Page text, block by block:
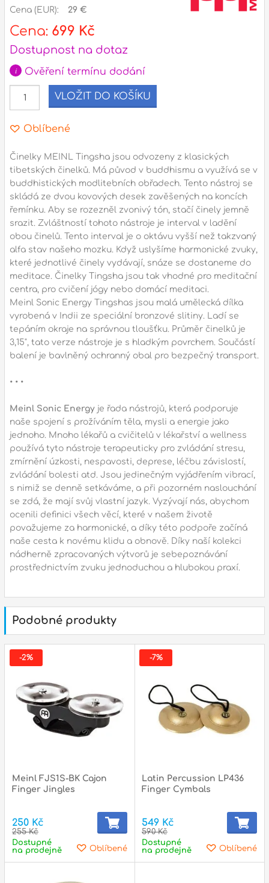
Adresa
Seifertova 69,
Praha 3 - 130 00 (mapa)
gsm.: +420 777 888 088
email: prodejna@bici.cz
Otevírací doba
pondělí – pátek :10:00 – 18:00
sobota : ZAVŘENO
neděle : ZAVŘENO
státní svátky :ZAVŘENO
Cena (EUR):
29 €
Cena: 699 Kč
Dostupnost na dotaz
i Ověření termínu dodání
VLOŽIT DO KOŠÍKU
Oblíbené
Činelky MEINL Tingsha jsou odvozeny z klasických
tibetských činelků. Má původ v buddhismu a využívá se v
buddhistických modlitebních obřadech. Tento nástroj se
skládá ze dvou kovových desek zavěšených na koncích
řemínku. Aby se rozezněl zvonivý tón, stačí činely jemně
srazit. Zvláštností tohoto nástroje je interval v ladění
obou činelů. Tento interval je o oktávu vyšší než takzvaný
alfa stav našeho mozku. Když uslyšíme harmonické zvuky,
které jednotlivé činely vydávají, snáze se dostaneme do
meditace. Činelky Tingsha jsou tak vhodné pro meditační
centra, pro cvičení jógy nebo domácí meditaci.
Meinl Sonic Energy Tingshas jsou malá umělecká dílka
vyrobená v Indii ze speciální bronzové slitiny. Ladí se
tepáním okraje na správnou tloušťku. Průměr činelků je
3,15", tato verze nástroje je s hladkým povrchem. Součástí
balení je bavlněný ochranný obal pro bezpečný transport.
• • •
Meinl Sonic Energy je řada nástrojů, která podporuje
naše spojení s prožíváním těla, mysli a energie jako
jednoho. Mnoho lékařů a cvičitelů v lékařství a wellness
používá tyto nástroje terapeuticky pro zvládání stresu,
zmírnění úzkosti, nespavosti, deprese, léčbu závislostí,
zvládání bolesti atd. Jsou jedinečným vyjádřením vibrací,
s nimiž se denně setkáváme, a při pozorném naslouchání
se zdá, že mají svůj vlastní jazyk. Vyzývají nás, abychom
ocenili definici všech věcí, které v našem životě
považujeme za harmonické, a díky této podpoře začíná
naše cesta k novému klidu a obnově. Díky naší kolekci
nádherně zpracovaných výtvorů je sebepoznávání
prostřednictvím zvuku jednoduchou a hlubokou praxí.
Podobné produkty
Meinl FJS1S-BK Cajon
Finger Jingles
250 Kč
255 Kč
Oblíbené
Dostupné
na prodejně
-2%
Latin Percussion LP436
Finger Cymbals
549 Kč
590 Kč
Oblíbené
Dostupné
na prodejně
-7%